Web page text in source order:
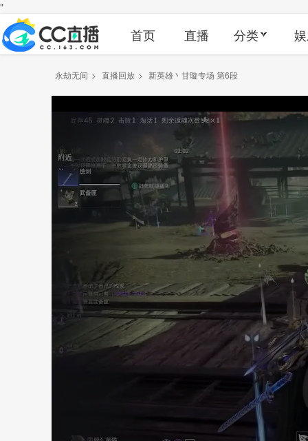
"
首页 直播 分类
永劫无间 > 直播回放 > 新英雄丶甘璇专场 第6段